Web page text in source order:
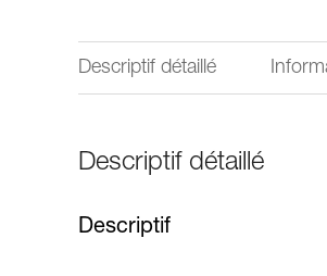
Descriptif détaillé
Descriptif détaillé
Descriptif